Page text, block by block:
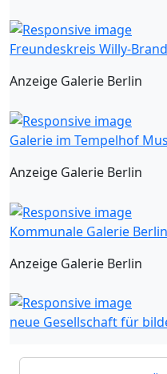
Freundeskreis Willy-
Anzeige Galerie Berlin
Galerie im Tempelhof
Anzeige Galerie Berlin
Kommunale Galerie Berlin
Anzeige Galerie Berlin
neue Gesellschaft für